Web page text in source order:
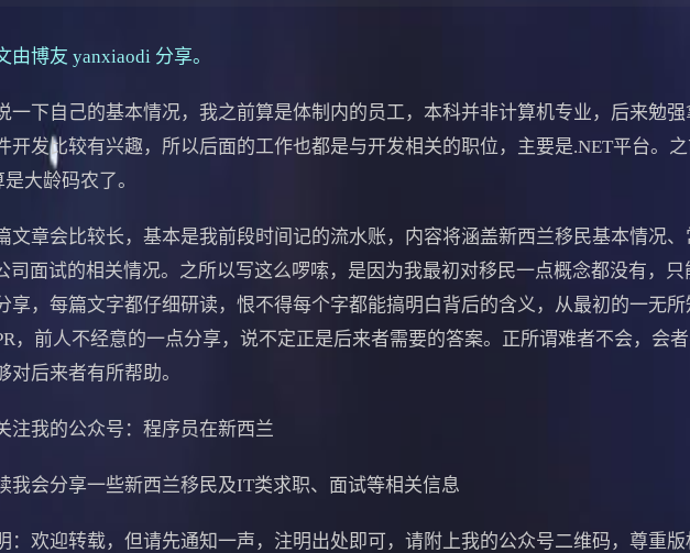
由博友 yanxiaodi 分享。
下自己的基本情况，我之前算是体制内的员工，本科并非计算机专业，后来勉强
开发比较有兴趣，所以后面的工作也都是与开发相关的职位，主要是.NET平台。
大龄码农了。
章会比较长，基本是我前段时间记的流水账，内容将涵盖新西兰移民基本情况、
司面试的相关情况。之所以写这么啰嗦，是因为我最初对移民一点概念都没有，
享，每篇文字都仔细研读，恨不得每个字都能搞明白背后的含义，从最初的一无
，前人不经意的一点分享，说不定正是后来者需要的答案。正所谓难者不会，会
对后来者有所帮助。
我的公众号：程序员在新西兰
会分享一些新西兰移民及IT类求职、面试等相关信息
欢迎转载，但请先通知一声，注明出处即可，请附上我的公众号二维码，尊重版